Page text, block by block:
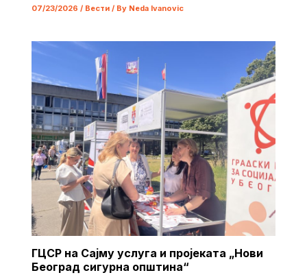
07/23/2026 / Вести/ By Neda Ivanovic
ГЦСР на Сајму услуга и пројеката „Нови
Београд сигурна општина“